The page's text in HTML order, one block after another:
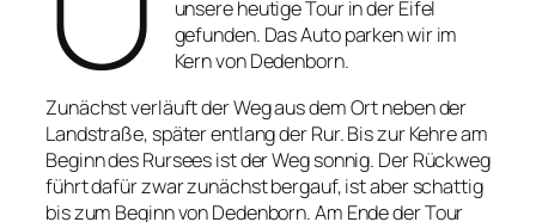
unsere heutige Tour in der Eifel
gefunden. Das Auto parken wir im
Kern von Dedenborn.
Zunächst verläuft der Weg aus dem Ort neben der
Landstraße, später entlang der Rur. Bis zur Kehre am
Beginn des Rursees ist der Weg sonnig. Der Rückweg
führt dafür zwar zunächst bergauf, ist aber schattig
bis zum Beginn von Dedenborn. Am Ende der Tour